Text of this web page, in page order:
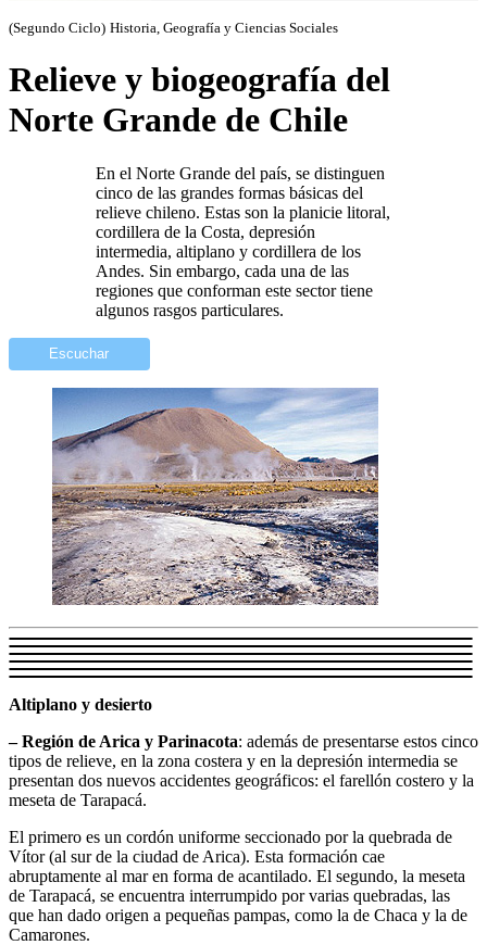
(Segundo Ciclo) Historia, Geografía y Ciencias Sociales
Relieve y biogeografía del
Norte Grande de Chile
En el Norte Grande del país, se distinguen
cinco de las grandes formas básicas del
relieve chileno. Estas son la planicie litoral,
cordillera de la Costa, depresión
intermedia, altiplano y cordillera de los
Andes. Sin embargo, cada una de las
regiones que conforman este sector tiene
algunos rasgos particulares.
Escuchar
Altiplano y desierto
– Región de Arica y Parinacota: además de presentarse estos cinco
tipos de relieve, en la zona costera y en la depresión intermedia se
presentan dos nuevos accidentes geográficos: el farellón costero y la
meseta de Tarapacá.
El primero es un cordón uniforme seccionado por la quebrada de
Vítor (al sur de la ciudad de Arica). Esta formación cae
abruptamente al mar en forma de acantilado. El segundo, la meseta
de Tarapacá, se encuentra interrumpido por varias quebradas, las
que han dado origen a pequeñas pampas, como la de Chaca y la de
Camarones.